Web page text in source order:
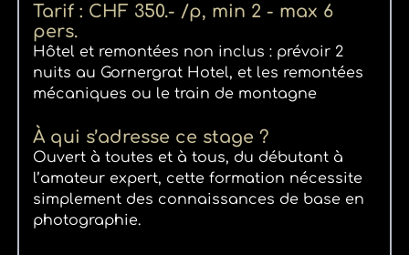
Tarif : CHF 350.- /p, min 2 - max 6
pers.
Hôtel et remontées non inclus : prévoir 2
nuits au Gornergrat Hotel, et les remontées
mécaniques ou le train de montagne
À qui s’adresse ce stage ?
Ouvert à toutes et à tous, du débutant à
l’amateur expert, cette formation nécessite
simplement des connaissances de base en
photographie.